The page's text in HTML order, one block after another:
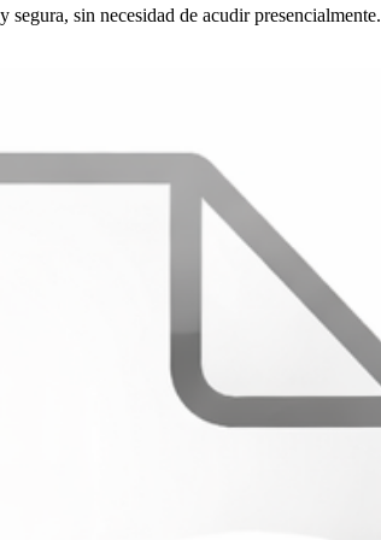
sin necesidad de acudir presencialmente.